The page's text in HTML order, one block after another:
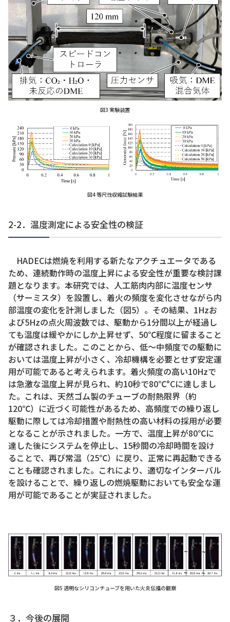
図3 実験装置
図4 等尺性収縮試験結果
2-2．温度測定による安全性の検証
HADECは燃焼を利用する新たなアクチュエータである
ため、連続動作時の温度上昇による安全性が重要な検討課
題となります。本研究では、人工筋肉内部に温度センサ
（サーミスタ）を設置し、着火の頻度を変化させながら内
部温度の変化を計測しました（図5）。その結果、1Hzお
よび5Hzの点火周波数では、駆動から1分間以上が経過し
ても温度は緩やかにしか上昇せず、50℃程度に留まること
が確認されました。このことから、低～中頻度での駆動に
おいては温度上昇が小さく、冷却機構を必要とせず安定運
用が可能であると考えられます。着火頻度の高い10Hzで
は急激な温度上昇が見られ、約10秒で80℃°Cに達しまし
た。これは、天然ゴム製のチューブの耐熱限界（約
120℃）に近づく可能性があるため、高頻度での繰り返し
駆動に際しては冷却措置や耐熱性の高い材料の採用が必要
となることが示されました。一方で、温度上昇が80℃に
達した後にシステムを停止し、15秒間の冷却時間を設け
ることで、再び常温（25℃）に戻り、正常に再起動できる
ことも確認されました。これにより、適切なインターバル
を設けることで、繰り返しの燃焼駆動においても安全な運
用が可能であることが実証されました。
図5 透明なシリコンチューブを用いた火炎伝播の観察
３．今後の展開